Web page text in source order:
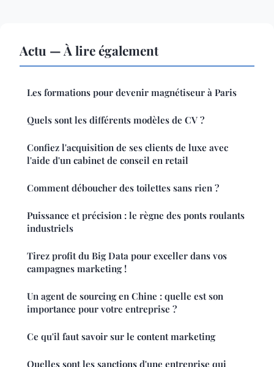
Actu — À lire également
Les formations pour devenir magnétiseur à Paris
Quels sont les différents modèles de CV ?
Confiez l'acquisition de ses clients de luxe avec
l'aide d'un cabinet de conseil en retail
Comment déboucher des toilettes sans rien ?
Puissance et précision : le règne des ponts roulants
industriels
Tirez profit du Big Data pour exceller dans vos
campagnes marketing !
Un agent de sourcing en Chine : quelle est son
importance pour votre entreprise ?
Ce qu'il faut savoir sur le content marketing
Quelles sont les sanctions d'une entreprise qui